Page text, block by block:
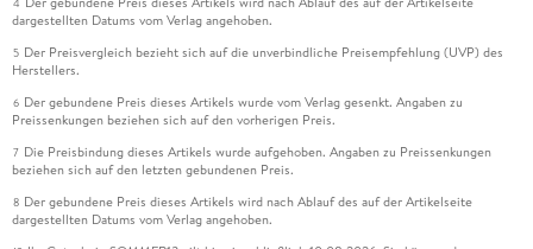
dargestellten Datums vom Verlag angehoben.
5 Der Preisvergleich bezieht sich auf die unverbindliche Preisempfehlung (UVP) des
Herstellers.
6 Der gebundene Preis dieses Artikels wurde vom Verlag gesenkt. Angaben zu
Preissenkungen beziehen sich auf den vorherigen Preis.
7 Die Preisbindung dieses Artikels wurde aufgehoben. Angaben zu Preissenkungen
beziehen sich auf den letzten gebundenen Preis.
8 Der gebundene Preis dieses Artikels wird nach Ablauf des auf der Artikelseite
dargestellten Datums vom Verlag angehoben.